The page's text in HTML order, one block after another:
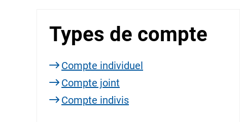
Types de compte
Compte individuel
Compte joint
Compte indivis